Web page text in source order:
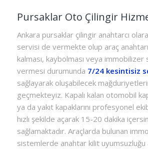
Pursaklar Oto Çilingir
Ankara pursaklar çilingir anahtarcı
servisi de vermekte olup araç
kalması, kaybolması veya immobilizer
vermesi durumunda 7/24 kesintisiz
sağlayarak oluşabilecek
geçmekteyiz. Kapalı kalan otomobil
ya da yakıt kapaklarını profesyonel
hızlı şekilde açarak 15-20 dakika
sağlamaktadır. Araçlarda bulunan
sistemlerde anahtar kilit uyumsuzluğu